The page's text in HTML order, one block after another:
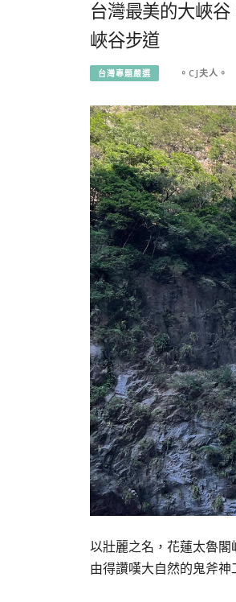
台灣最美的大峽
峽谷步道
台灣專題嚴選 。CJ夫人。
以壯麗之名，花蓮太魯
由得讚嘆大自然的鬼斧